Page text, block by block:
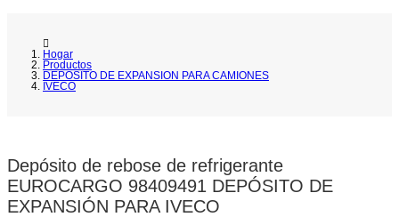
Hogar
Productos
DEPOSITO DE EXPANSION PARA CAMIONES
IVECO
Depósito de rebose de refrigerante
EUROCARGO 98409491 DEPÓSITO DE
EXPANSIÓN PARA IVECO